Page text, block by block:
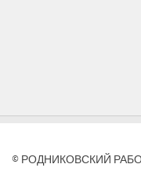
© РОДНИКОВСКИЙ